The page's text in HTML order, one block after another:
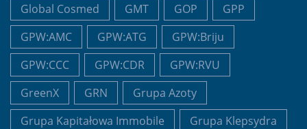
Global Cosmed
GMT GOP
GPP
GPW:AMC
GPW:ATG
GPW:Briju
GPW:CCC
GPW:CDR
GPW:RVU
GreenX
GRN
Grupa Azoty
Grupa Kapitałowa Immobile
Grupa Klepsydra